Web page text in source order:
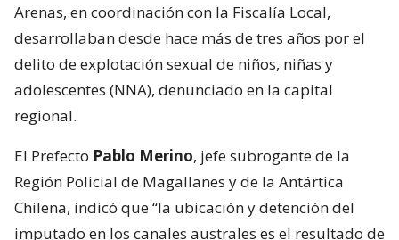
Arenas, en coordinación con la Fiscalía Local,
desarrollaban desde hace más de tres años por el
delito de explotación sexual de niños, niñas y
adolescentes (NNA), denunciado en la capital
regional.
El Prefecto Pablo Merino, jefe subrogante de la
Región Policial de Magallanes y de la Antártica
Chilena, indicó que “la ubicación y detención del
imputado en los canales australes es el resultado de